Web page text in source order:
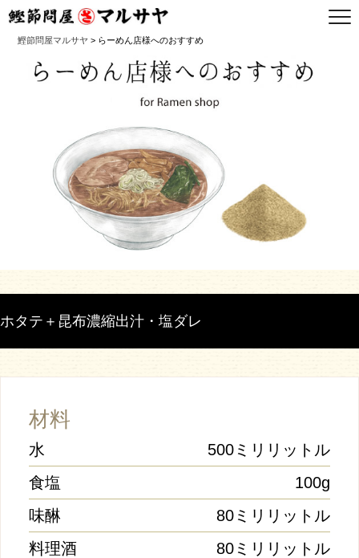
鰹節問屋マルサヤ > らーめん店様へのおすすめ
ホタテ＋昆布濃縮出汁・塩ダレ
材料
水
500ミリリットル
食塩
100g
味醂
80ミリリットル
料理酒
80ミリリットル